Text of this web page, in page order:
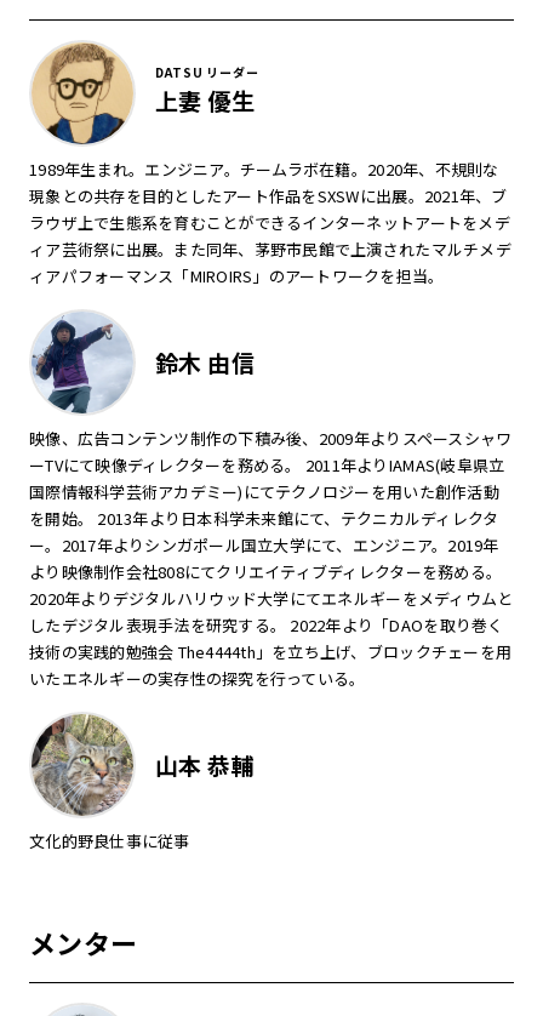
DATSU リーダー
上妻 優生
1989年生まれ。エンジニア。チームラボ在籍。2020年、不規則な
現象との共存を目的としたアート作品をSXSWに出展。2021年、ブ
ラウザ上で生態系を育むことができるインターネットアートをメデ
ィア芸術祭に出展。また同年、茅野市民館で上演されたマルチメデ
ィアパフォーマンス「MIROIRS」のアートワークを担当。
鈴木 由信
映像、広告コンテンツ制作の下積み後、2009年よりスペースシャワ
ーTVにて映像ディレクターを務める。 2011年よりIAMAS(岐阜県立
国際情報科学芸術アカデミー)にてテクノロジーを用いた創作活動
を開始。 2013年より日本科学未来館にて、テクニカルディレクタ
ー。2017年よりシンガポール国立大学にて、エンジニア。2019年
より映像制作会社808にてクリエイティブディレクターを務める。
2020年よりデジタルハリウッド大学にてエネルギーをメディウムと
したデジタル表現手法を研究する。 2022年より「DAOを取り巻く
技術の実践的勉強会 The4444th」を立ち上げ、ブロックチェーを用
いたエネルギーの実存性の探究を行っている。
山本 恭輔
文化的野良仕事に従事
メンター